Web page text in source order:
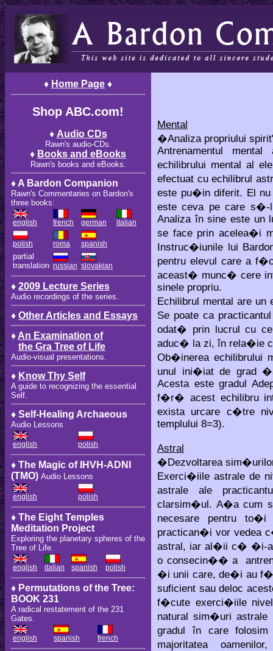
♦ Home Page ♦
Shop ABC.com!
♦ Audio CDs
Rawn's audio-CDs.
♦ Books and eBooks
Rawn's books and eBooks.
♦ A Bardon Companion
Rawn's Commentaries on Bardon's
three books:
english french german italian
polish roma spanish
partial
translation russian slovakian
♦ 2009 Lecture Series
Audio recordings of the series.
♦ Other Articles and Essays
♦ An Examination of
the Gra Tree of Life
Audio-visual presentations.
♦ Know Thy Self
A guide to recognizing the essential
Self.
♦ Self-Healing Archaeous
Audio Lessons
english polish
♦ The Magic of IHVH-ADNI
(TMO) Audio Lessons
english polish
♦ The Eight Temples
Meditation Project
Exploring the planetary spheres of the
Tree of Life.
english italian spanish polish
♦ Permutations of the Tree:
BOOK 231
A radical restatement of the 231
Gates.
english spanish french
Mental
�Analiza propriului
Antrenamentul
echilibrului mental al
efectuat cu echilibrul
este pu�in diferit. El
este ceva pe care
Analiza în sine este un
se face prin acelea�i
Instruc�iunile lui
pentru elevul care a
aceast� munc� cere
sinele propriu.
Echilibrul mental are
Se poate ca
odat� prin lucrul cu
aduc� la zi, în rela�ie
Ob�inerea echilibrului
unul ini�iat de grad
Acesta este gradul
f�r� acest echilibru
exista urcare c�tre
templului 8=3).
Astral
�Dezvoltarea
Exerci�iile astrale de
astrale ale
clarsim�ul. A�a cum
necesare pentru
practican�i vor vedea
astral, iar al�ii c� �i-
o consecin�� a
�i unii care, de�i au
suficient sau deloc
f�cute exerci�iile
natural sim�uri
gradul în care
majoritatea